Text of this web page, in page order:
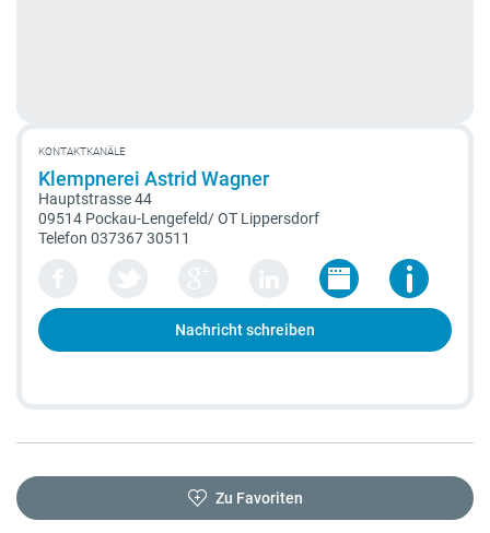
KONTAKTKANÄLE
Klempnerei Astrid Wagner
Hauptstrasse 44
09514 Pockau-Lengefeld/ OT Lippersdorf
Telefon 037367 30511
Nachricht schreiben
Zu Favoriten